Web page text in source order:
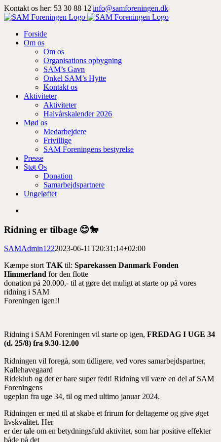
Skip
to
Kontakt os her: 53 30 88 12|info@samforeningen.dk
Facebook
Instagram
LinkedIn
Forside
Om os
Om os
Organisations opbygning
SAM’s Gavn
Onkel SAM’s Hytte
Kontakt os
Aktiviteter
Aktiviteter
Halvårskalender 2026
Mød os
Medarbejdere
Frivillige
SAM Foreningens bestyrelse
Presse
Støt Os
Donation
Samarbejdspartnere
Ungeløftet
billede
Ridning er tilbage 😊🐎
SAMAdmin1222023-06-11T20:31:14+02:00
Kæmpe stortTAKtil: Sparekassen Danmark Fonden
Himmerland for den flotte
donation på 20.000,- til at gøre det muligt at starte op på vores
ridning i SAM
Foreningen igen!!
Ridning i SAM Foreningen vil starte op igen, FREDAG I UGE 34
(d. 25/8) fra 9.30-12.00
Ridningen vil foregå, som tidligere, ved vores samarbejdspartner,
Kallehavegaard
Rideklub og det er bare super fedt! Ridning vil være en del af SAM
Foreningens
ugeplan fra uge 34, til og med ultimo januar 2024.
Ridningen er med til at skabe et frirum for deltagerne og give øget
livskvalitet. Her
er der tale om en betydningsfuld aktivitet, som har positive effekter
både på det